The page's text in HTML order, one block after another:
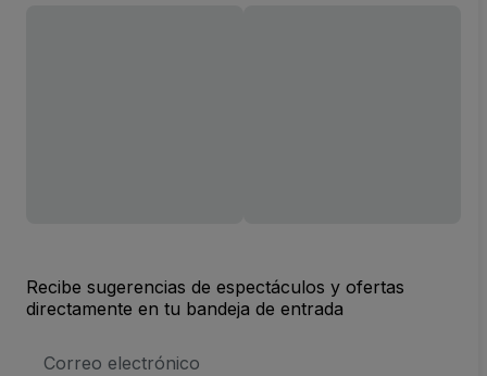
Recibe sugerencias de espectáculos y ofertas
directamente en tu bandeja de entrada
de